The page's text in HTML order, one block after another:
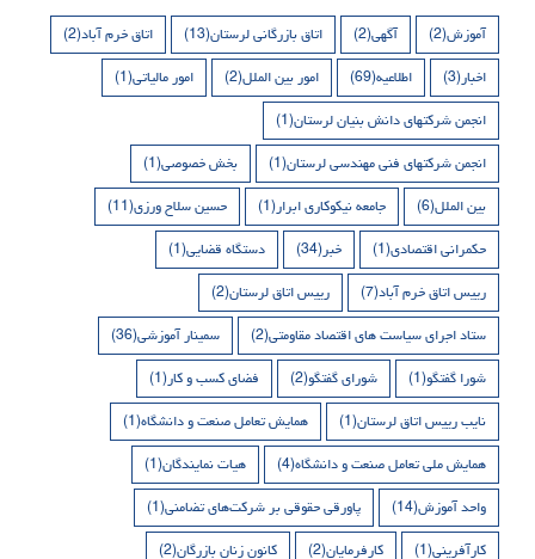
آموزش(2) آگهی(2) اتاق بازرگانی لرستان(13) اتاق خرم آباد(2)
اخبار(3) اطلاعیه(69) امور بین الملل(2) امور مالیاتی(1)
انجمن شرکتهای دانش بنیان لرستان(1)
انجمن شرکتهای فنی مهندسی لرستان(1) بخش خصوصی(1)
بین الملل(6) جامعه نیکوکاری ابرار(1) حسین سلاح ورزی(11)
حکمرانی اقتصادی(1) خبر(34) دستگاه قضایی(1)
رییس اتاق خرم آباد(7) رییس اتاق لرستان(2)
ستاد اجرای سیاست های اقتصاد مقاومتی(2) سمینار آموزشی(36)
شورا گفتگو(1) شورای گفتگو(2) فضای کسب و کار(1)
نایب رییس اتاق لرستان(1) همایش تعامل صنعت و دانشگاه(1)
همایش ملی تعامل صنعت و دانشگاه(4) هیات نمایندگان(1)
واحد آموزش(14) پاورقی حقوقی بر شرکت‌های تضامنی(1)
کارآفرینی(1) کارفرمایان(2) کانون زنان بازرگان(2)